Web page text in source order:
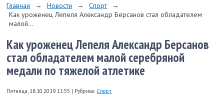
Главная → Новости → Спорт
→
Как уроженец Лепеля Александр Берсанов стал обладателем
малой...
Как уроженец Лепеля Александр Берсанов
стал обладателем малой серебряной
медали по тяжелой атлетике
Пятница, 18.10.2019 11:55 | Рубрика: Спорт